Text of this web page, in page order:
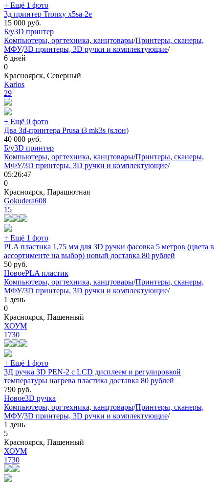
+ Ещё 1 фото
3д принтер Tronxy x5sa-2e
15 000 руб.
Б/у3D принтер
Компьютеры, оргтехника, канцтовары/Принтеры, сканеры,
МФУ/3D принтеры, 3D ручки и комплектующие/
6 дней
0
Красноярск, Северный
Karlos
29
+ Ещё 0 фото
Два 3d-принтера Prusa i3 mk3s (клон)
40 000 руб.
Б/у3D принтер
Компьютеры, оргтехника, канцтовары/Принтеры, сканеры,
МФУ/3D принтеры, 3D ручки и комплектующие/
05:26:47
0
Красноярск, Парашютная
Gokudera608
15
+ Ещё 1 фото
PLA пластика 1,75 мм для 3D ручки фасовка 5 метров (цвета в
ассортименте на выбор) новый доставка 80 рублей
50 руб.
НовоеPLA пластик
Компьютеры, оргтехника, канцтовары/Принтеры, сканеры,
МФУ/3D принтеры, 3D ручки и комплектующие/
1 день
0
Красноярск, Пашенный
ХОУМ
1730
+ Ещё 1 фото
3Д ручка 3D PEN-2 с LCD дисплеем и регулировкой
температуры нагрева пластика доставка 80 рублей
790 руб.
Новое3D ручка
Компьютеры, оргтехника, канцтовары/Принтеры, сканеры,
МФУ/3D принтеры, 3D ручки и комплектующие/
1 день
5
Красноярск, Пашенный
ХОУМ
1730